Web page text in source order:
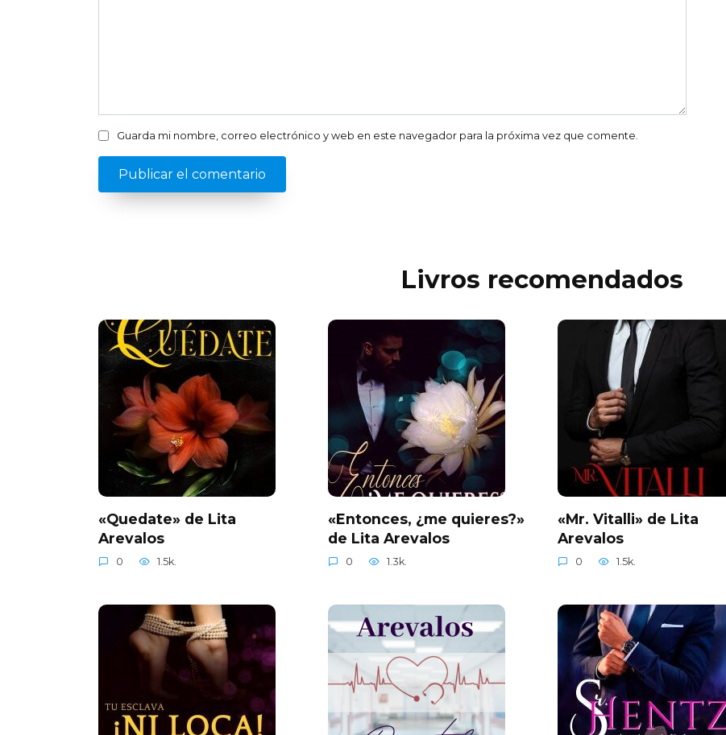
Guarda mi nombre, correo electrónico y web en este navegador para la próxima vez que comente.
Livros recomendados
«Quedate» de Lita
Arevalos
0 1.5k.
«Entonces, ¿me quieres?»
de Lita Arevalos
0 1.3k.
«Mr. Vitalli» de Lita
Arevalos
0 1.5k.